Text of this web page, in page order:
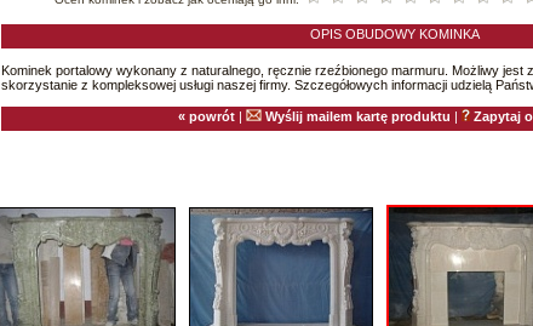
OPIS OBUDOWY KOMINKA
Kominek portalowy wykonany z naturalnego, ręcznie rzeźbionego marmuru. Możliwy jest
skorzystanie z kompleksowej usługi naszej firmy. Szczegółowych informacji udzielą
« powrót| Wyślij mailem kartę produktu | Zapytaj